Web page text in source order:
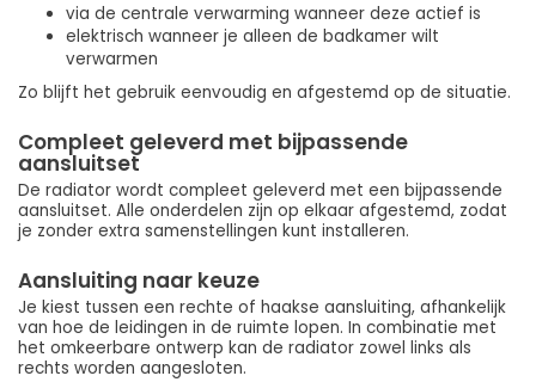
via de centrale verwarming wanneer deze actief is
elektrisch wanneer je alleen de badkamer wilt
verwarmen
Zo blijft het gebruik eenvoudig en afgestemd op de situatie.
Compleet geleverd met bijpassende
aansluitset
De radiator wordt compleet geleverd met een bijpassende
aansluitset. Alle onderdelen zijn op elkaar afgestemd, zodat
je zonder extra samenstellingen kunt installeren.
Aansluiting naar keuze
Je kiest tussen een rechte of haakse aansluiting, afhankelijk
van hoe de leidingen in de ruimte lopen. In combinatie met
het omkeerbare ontwerp kan de radiator zowel links als
rechts worden aangesloten.